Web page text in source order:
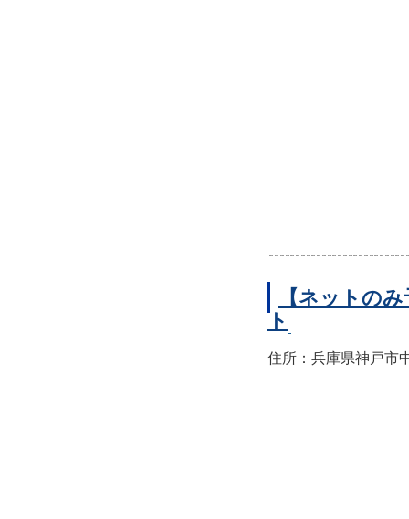
【ネットの
ト
住所：兵庫県神戸市